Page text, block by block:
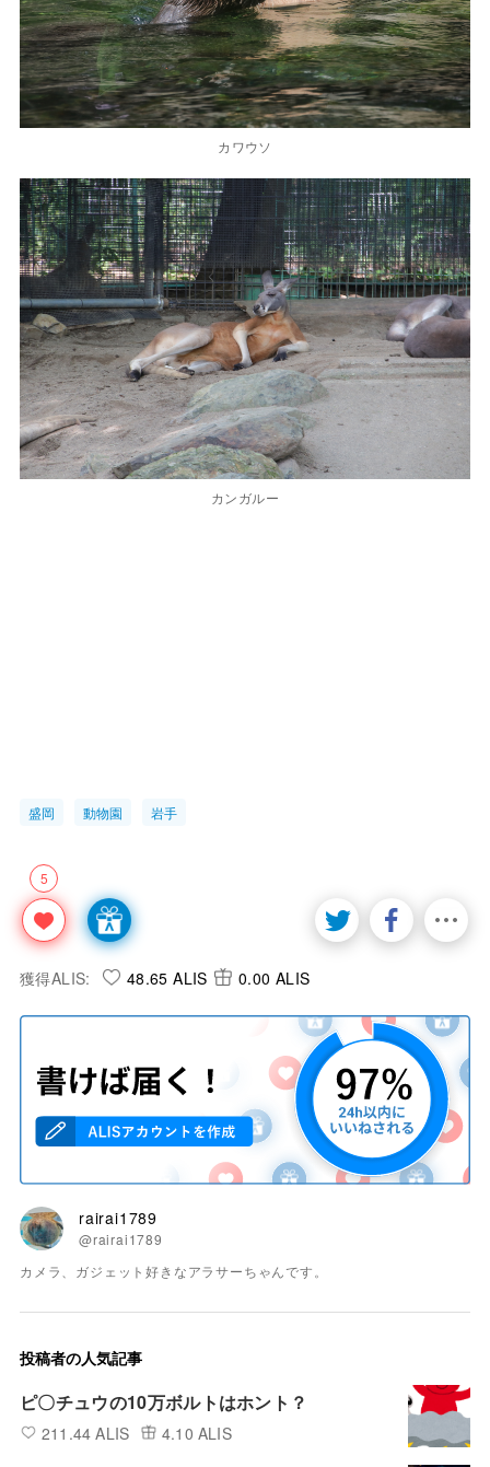
カワウソ
カンガルー
盛岡 動物園 岩手
5
獲得ALIS: 48.65 ALIS 0.00 ALIS
rairai1789
@rairai1789
カメラ、ガジェット好きなアラサーちゃんです。
投稿者の人気記事
ピ〇チュウの10万ボルトはホント？
211.44 ALIS 4.10 ALIS